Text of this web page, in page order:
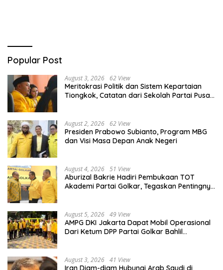
Popular Post
August 3, 2026 62 View
Meritokrasi Politik dan Sistem Kepartaian
Tiongkok, Catatan dari Sekolah Partai Pusat
August 2, 2026 62 View
Presiden Prabowo Subianto, Program MBG
dan Visi Masa Depan Anak Negeri
August 4, 2026 51 View
Aburizal Bakrie Hadiri Pembukaan TOT
Akademi Partai Golkar, Tegaskan Pentingnya
August 5, 2026 49 View
AMPG DKI Jakarta Dapat Mobil Operasional
Dari Ketum DPP Partai Golkar Bahlil
August 3, 2026 41 View
Iran Diam-diam Hubungi Arab Saudi di